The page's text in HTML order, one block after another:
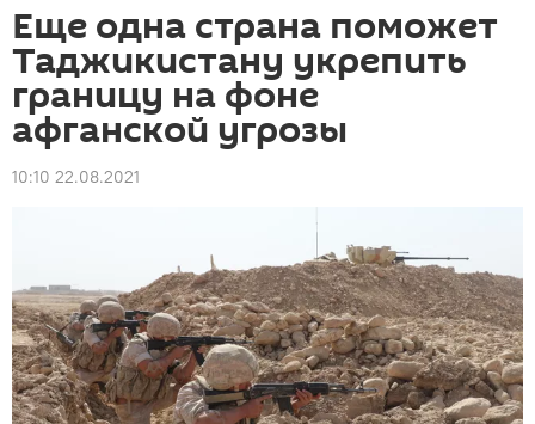
Еще одна страна поможет
Таджикистану укрепить
границу на фоне
афганской угрозы
10:10 22.08.2021